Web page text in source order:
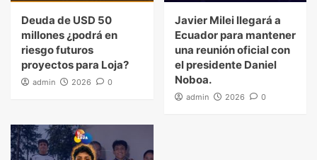
Deuda de USD 50
millones ¿podrá en
riesgo futuros
proyectos para Loja?
admin 2026 0
Javier Milei llegará a
Ecuador para mantener
una reunión oficial con
el presidente Daniel
Noboa.
admin 2026 0